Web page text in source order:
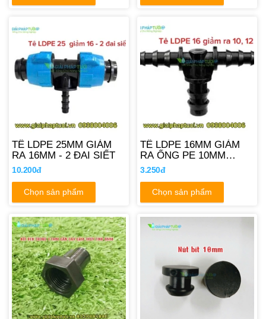
TÊ LDPE 25MM GIẢM
RA 16MM - 2 ĐAI SIẾT
10.200đ
Chọn sản phẩm
TÊ LDPE 16MM GIẢM
RA ỐNG PE 10MM
12MM
3.250đ
Chọn sản phẩm